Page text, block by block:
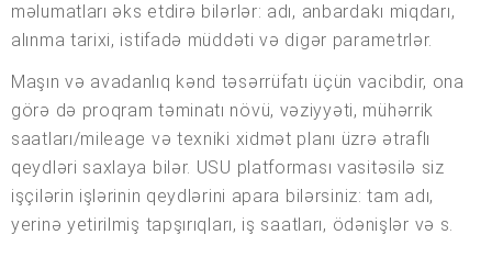
məlumatları əks etdirə bilərlər: adı, anbardakı miqdarı,
alınma tarixi, istifadə müddəti və digər parametrlər.
Maşın və avadanlıq kənd təsərrüfatı üçün vacibdir, ona
görə də proqram təminatı növü, vəziyyəti, mühərrik
saatları/mileage və texniki xidmət planı üzrə ətraflı
qeydləri saxlaya bilər. USU platforması vasitəsilə siz
işçilərin işlərinin qeydlərini apara bilərsiniz: tam adı,
yerinə yetirilmiş tapşırıqları, iş saatları, ödənişlər və s.